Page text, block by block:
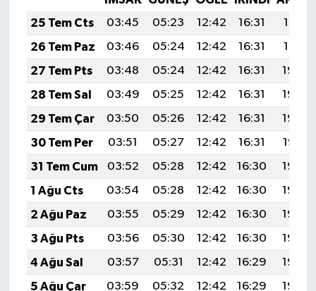
25 Tem Cts
03:45 05:23 12:42 16:31
19:51
26 Tem Paz
03:46 05:24 12:42 16:31
19:51
27 Tem Pts
03:48 05:24 12:42 16:31
19:50
28 Tem Sal
03:49 05:25 12:42 16:31
19:49
29 Tem Çar
03:50 05:26 12:42 16:31
19:48
30 Tem Per
03:51 05:27 12:42 16:31
19:47
31 Tem Cum
03:52 05:28 12:42 16:30
19:46
1 Ağu Cts
03:54 05:28 12:42 16:30
19:46
2 Ağu Paz
03:55 05:29 12:42 16:30
19:45
3 Ağu Pts
03:56 05:30 12:42 16:30
19:44
4 Ağu Sal
03:57 05:31 12:42 16:29
19:43
5 Ağu Çar
03:59 05:32 12:42 16:29
19:42